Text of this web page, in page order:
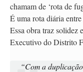
chamam de ‘rota de
É uma rota diária
Essa obra traz solidez
Executivo do Distrito
“Com a